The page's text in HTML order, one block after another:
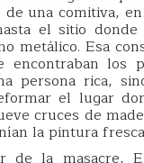
de una comitiva,
el sitio
metálico. Esa
los
persona rica,
el lugar
cruces de
la pintura